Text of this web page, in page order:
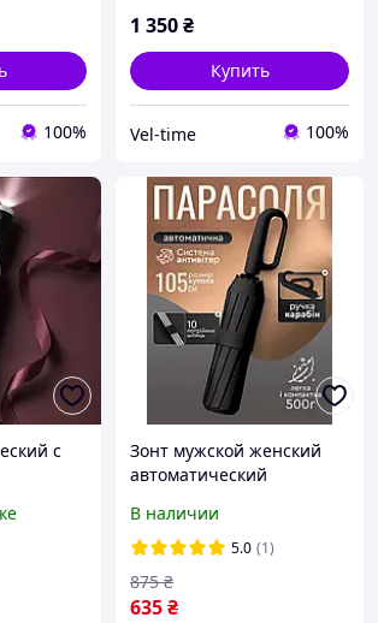
100%
1 350₴
Купить
Vel-time 100%
с
Зонт мужской женский
автоматический
водонепроницаемый
компактный стильный
В наличии
5.0 (1)
635₴
875 ₴